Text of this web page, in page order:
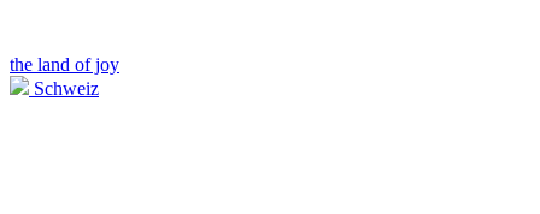
the land of joy
Schweiz